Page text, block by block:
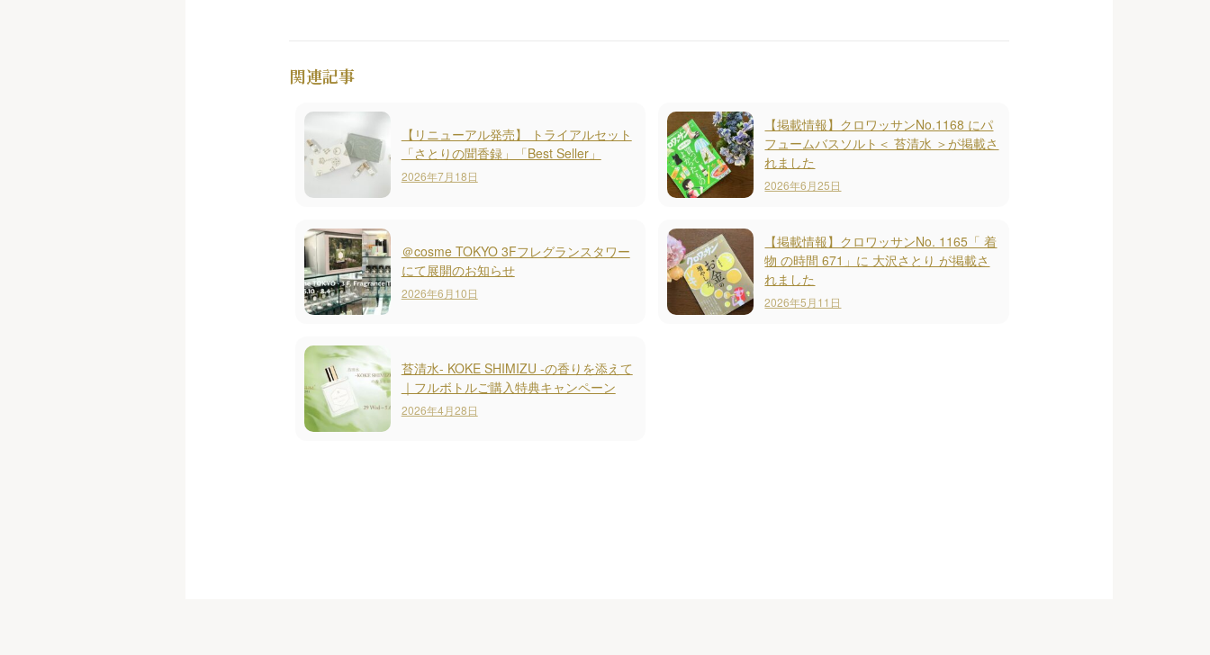
関連記事
【リニューアル発売】 トライアルセット
「さとりの聞香録」「Best Seller」
2026年7月18日
【掲載情報】クロワッサンNo.1168 にパ
フュームバスソルト＜ 苔清水 ＞が掲載さ
れました
2026年6月25日
＠cosme TOKYO 3Fフレグランスタワー
にて展開のお知らせ
2026年6月10日
【掲載情報】クロワッサンNo. 1165「 着
物 の時間 671」に 大沢さとり が掲載さ
れました
2026年5月11日
苔清水- KOKE SHIMIZU -の香りを添えて
｜フルボトルご購入特典キャンペーン
2026年4月28日